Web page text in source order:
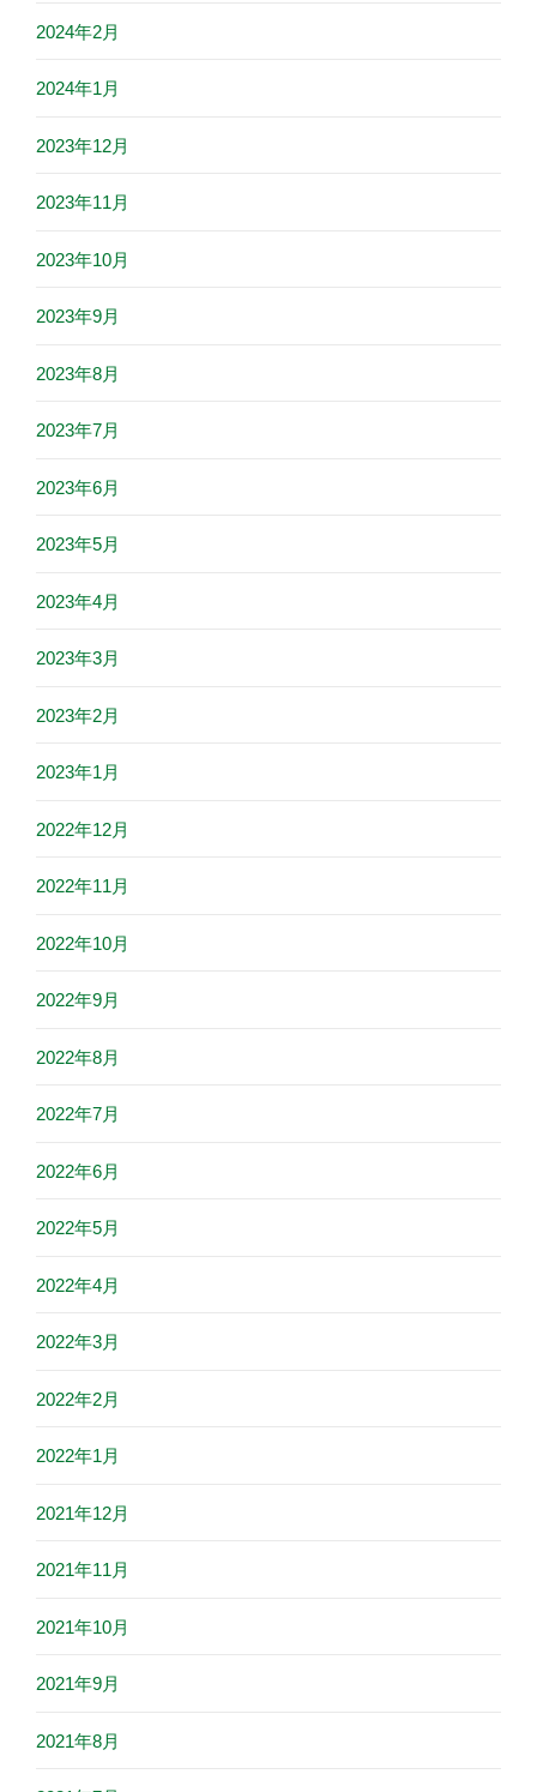
2024年2月
2024年1月
2023年12月
2023年11月
2023年10月
2023年9月
2023年8月
2023年7月
2023年6月
2023年5月
2023年4月
2023年3月
2023年2月
2023年1月
2022年12月
2022年11月
2022年10月
2022年9月
2022年8月
2022年7月
2022年6月
2022年5月
2022年4月
2022年3月
2022年2月
2022年1月
2021年12月
2021年11月
2021年10月
2021年9月
2021年8月